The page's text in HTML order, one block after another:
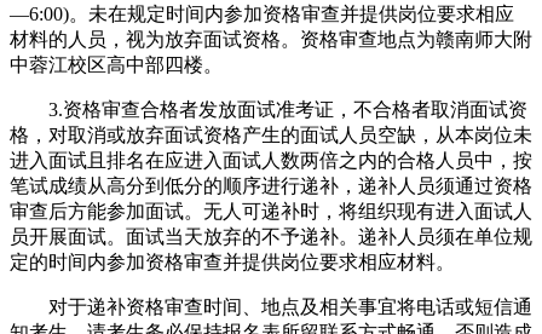
—6:00)。未在规定时间内参加资格审查并提供岗位要求相应
材料的人员，视为放弃面试资格。资格审查地点为赣南师大附
中蓉江校区高中部四楼。
3.资格审查合格者发放面试准考证，不合格者取消面试资
格，对取消或放弃面试资格产生的面试人员空缺，从本岗位未
进入面试且排名在应进入面试人数两倍之内的合格人员中，按
笔试成绩从高分到低分的顺序进行递补，递补人员须通过资格
审查后方能参加面试。无人可递补时，将组织现有进入面试人
员开展面试。面试当天放弃的不予递补。递补人员须在单位规
定的时间内参加资格审查并提供岗位要求相应材料。
对于递补资格审查时间、地点及相关事宜将电话或短信通